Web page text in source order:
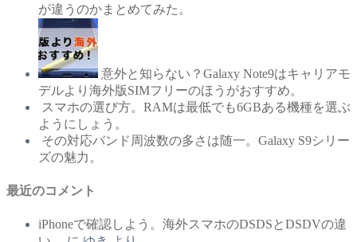
が違うのかまとめてみた。
意外と知らない？Galaxy Note9はキャリアモ
デルより海外版SIMフリーのほうがおすすめ。
スマホの選び方。RAMは最低でも6GBある機種を選ぶ
ようにしょう。
その対応バンド周波数の多さは随一。Galaxy S9シリー
ズの魅力。
最近のコメント
iPhoneで確認しよう。海外スマホのDSDSとDSDVの違